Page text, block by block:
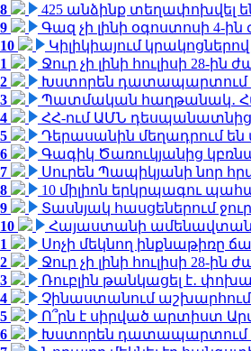
8
425 անձինք տեղափոխվել
9
Գազ չի լինի օգոստոսի 4-ին
10
Կիլիկիայում
1
Ջուր չի լինի հուլիսի 28-ին
2
Խստորեն դատապարտում եմ
3
Պատմական հաղթանակ․
4
ՀՀ-ում ԱՄՆ դեսպանատնից
5
Դերասանին մեղադրում են
6
Գագիկ Ծառուկյանից
7
Սուրեն Պապիկյանի նոր
8
10 միլիոն երկրպագու
9
Տասնյակ հասցեներում ջուր
10
Հայաստանի
1
Սոչի մեկնող ինքնաթիռը
2
Ջուր չի լինի հուլիսի 28-ին
3
Ռուբլին թանկացել է․
4
Չինաստանում
5
Ո՞րն է սիրված արտիստ
6
Խստորեն դատապարտում եմ